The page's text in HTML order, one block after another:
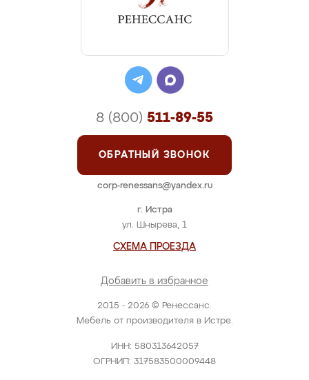
2015 - 2026 © Ренессанс.
Мебель от производителя в Истре.
ИНН: 580313642057
ОГРНИП: 317583500009448
г. Истра
ул. Шнырева, 1
СХЕМА ПРОЕЗДА
Добавить в избранное
8 (800) 511-89-55
ОБРАТНЫЙ ЗВОНОК
corp-renessans@yandex.ru